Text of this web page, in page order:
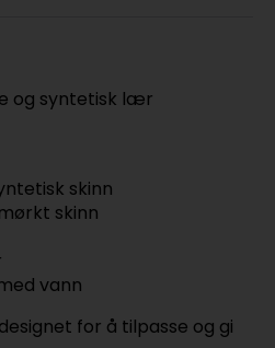
og syntetisk lær
skinn
skinn
vann
for å tilpasse og gi